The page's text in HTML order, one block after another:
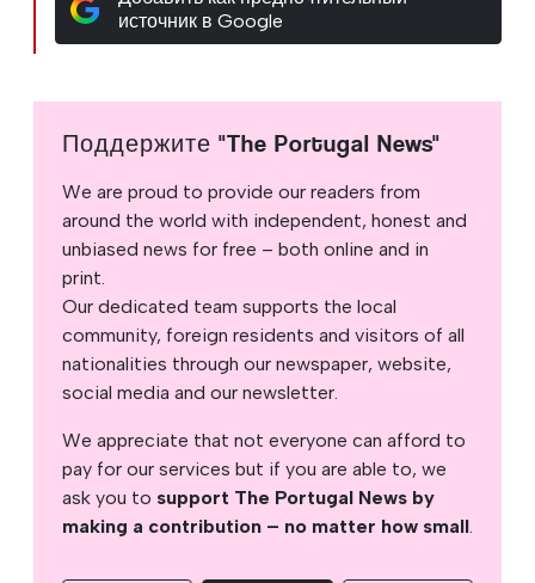
источник в Google
Поддержите "The Portugal News"
We are proud to provide our readers from
around the world with independent, honest and
unbiased news for free – both online and in
print.
Our dedicated team supports the local
community, foreign residents and visitors of all
nationalities through our newspaper, website,
social media and our newsletter.
We appreciate that not everyone can afford to
pay for our services but if you are able to, we
ask you to support The Portugal News by
making a contribution – no matter how small.